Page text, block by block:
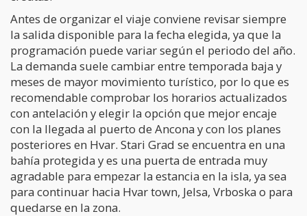
Antes de organizar el viaje conviene revisar siempre
la salida disponible para la fecha elegida, ya que la
programación puede variar según el periodo del año.
La demanda suele cambiar entre temporada baja y
meses de mayor movimiento turístico, por lo que es
recomendable comprobar los horarios actualizados
con antelación y elegir la opción que mejor encaje
con la llegada al puerto de Ancona y con los planes
posteriores en Hvar. Stari Grad se encuentra en una
bahía protegida y es una puerta de entrada muy
agradable para empezar la estancia en la isla, ya sea
para continuar hacia Hvar town, Jelsa, Vrboska o para
quedarse en la zona.